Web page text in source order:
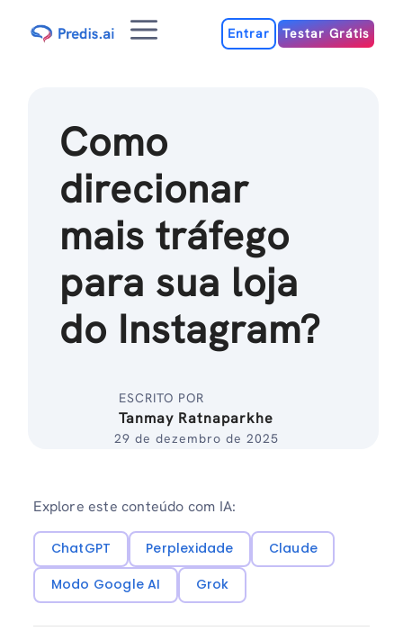
para
MenuEntrar Testar Grátis
Como
direcionar
mais tráfego
para sua loja
do Instagram?
ESCRITO POR
Tanmay Ratnaparkhe
29 de dezembro de 2025
Explore este conteúdo com IA:
ChatGPT Perplexidade
Claude
Modo Google AI
Grok